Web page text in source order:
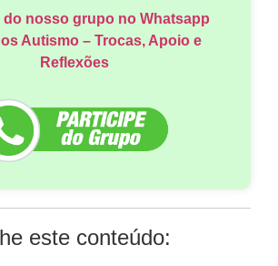
do nosso grupo no Whatsapp
Autismo – Trocas, Apoio e
Reflexões
este conteúdo: